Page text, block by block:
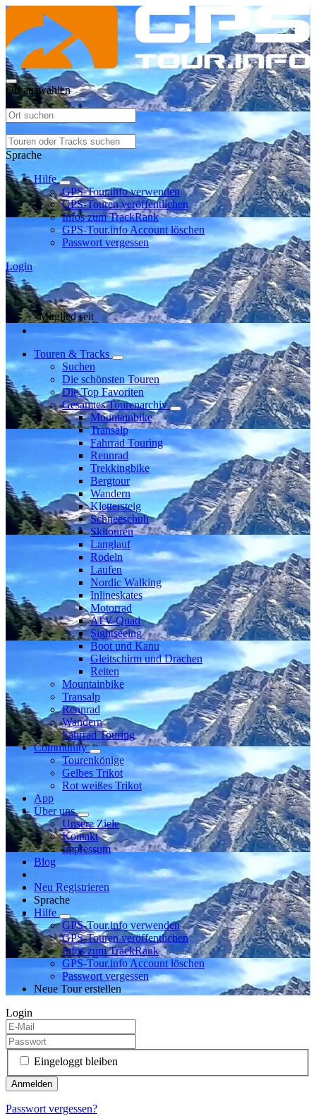
Ort auswählen
Sprache
Hilfe
GPS-Tour.info verwenden
GPS-Touren veröffentlichen
Infos zum TrackRank
GPS-Tour.info Account löschen
Passwort vergessen
Login
Mitglied seit
Touren & Tracks
Suchen
Die schönsten Touren
Die Top Favoriten
Gesamtes Tourenarchiv
Mountainbike
Transalp
Fahrrad Touring
Rennrad
Trekkingbike
Bergtour
Wandern
Klettersteig
Schneeschuh
Skitouren
Langlauf
Rodeln
Laufen
Nordic Walking
Inlineskates
Motorrad
ATV-Quad
Sightseeing
Boot und Kanu
Gleitschirm und Drachen
Reiten
Mountainbike
Transalp
Rennrad
Wandern
Fahrrad Touring
Community
Tourenkönige
Gelbes Trikot
Rot weißes Trikot
App
Über uns
Unsere Ziele
Kontakt
Impressum
Blog
Neu Registrieren
Sprache
Hilfe
GPS-Tour.info verwenden
GPS-Touren veröffentlichen
Infos zum TrackRank
GPS-Tour.info Account löschen
Passwort vergessen
Neue Tour erstellen
Login
Eingeloggt bleiben
Passwort vergessen?